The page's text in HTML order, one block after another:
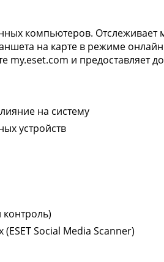
компьютеров. Отслеживает
на карте в режиме
my.eset.com и предоставляет
на систему
устройств
контроль)
Social Media Scanner)